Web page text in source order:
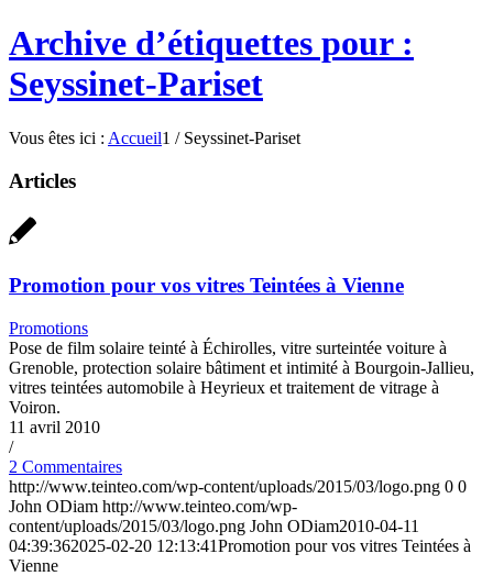
Archive d’étiquettes pour :
Seyssinet-Pariset
Vous êtes ici : Accueil1 / Seyssinet-Pariset
Articles
Promotion pour vos vitres Teintées à Vienne
Promotions
Pose de film solaire teinté à Échirolles, vitre surteintée voiture à
Grenoble, protection solaire bâtiment et intimité à Bourgoin-Jallieu,
vitres teintées automobile à Heyrieux et traitement de vitrage à
Voiron.
11 avril 2010
/
2 Commentaires
http://www.teinteo.com/wp-content/uploads/2015/03/logo.png 0 0
John ODiam http://www.teinteo.com/wp-
content/uploads/2015/03/logo.png John ODiam2010-04-11
04:39:362025-02-20 12:13:41Promotion pour vos vitres Teintées à
Vienne